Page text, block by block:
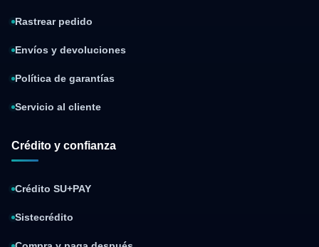
Rastrear pedido
Envíos y devoluciones
Política de garantías
Servicio al cliente
Crédito y confianza
Crédito SU+PAY
Sistecrédito